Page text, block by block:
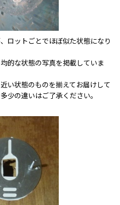
ロットごとでほぼ似た状態になり
的な状態の写真を掲載していま
い状態のものを揃えてお届けして
少の違いはご了承ください。